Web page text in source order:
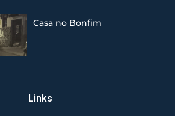
Casa no Bonfim
Links